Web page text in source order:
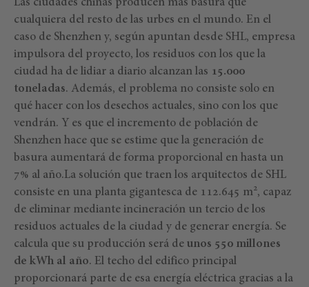
Las ciudades chinas producen más basura que
cualquiera del resto de las urbes en el mundo. En el
caso de Shenzhen y, según apuntan desde SHL, empresa
impulsora del proyecto, los residuos con los que la
ciudad ha de lidiar a diario alcanzan las 15.000
toneladas. Además, el problema no consiste solo en
qué hacer con los desechos actuales, sino con los que
vendrán. Y es que el incremento de población de
Shenzhen hace que se estime que la generación de
basura aumentará de forma proporcional en hasta un
7% al año.La solución que traen los arquitectos de SHL
consiste en una planta gigantesca de 112.645 m2, capaz
de eliminar mediante incineración un tercio de los
residuos actuales de la ciudad y de generar energía. Se
calcula que su producción será de unos 550 millones
de kWh al año. El techo del edifico principal
proporcionará parte de esa energía eléctrica gracias a la